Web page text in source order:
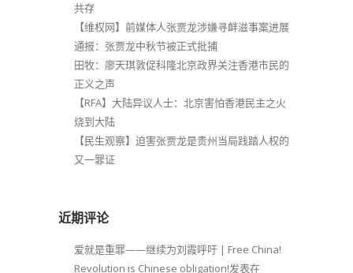
共存
【维权网】前媒体人张贾龙涉嫌寻衅滋事案进展
通报：张贾龙中秋节被正式批捕
田牧：廖天琪敦促科隆北京政界关注香港市民的
正义之声
【RFA】大陆异议人士：北京害怕香港民主之火
烧到大陆
【民生观察】迫害张贾龙是贵州当局践踏人权的
又一罪证
近期评论
爱就是重罪——继续为刘霞呼吁 | Free China!
Revolution is Chinese obligation!发表在